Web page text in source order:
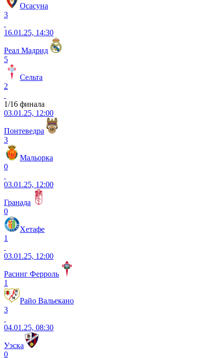
Осасуна
3
16.01.25, 14:30
Реал Мадрид
5
Сельта
2
1/16 финала
03.01.25, 12:00
Понтеведра
3
Мальорка
0
03.01.25, 12:00
Гранада
0
Хетафе
1
03.01.25, 12:00
Расинг Ферроль
1
Райо Вальекано
3
04.01.25, 08:30
Уэска
0